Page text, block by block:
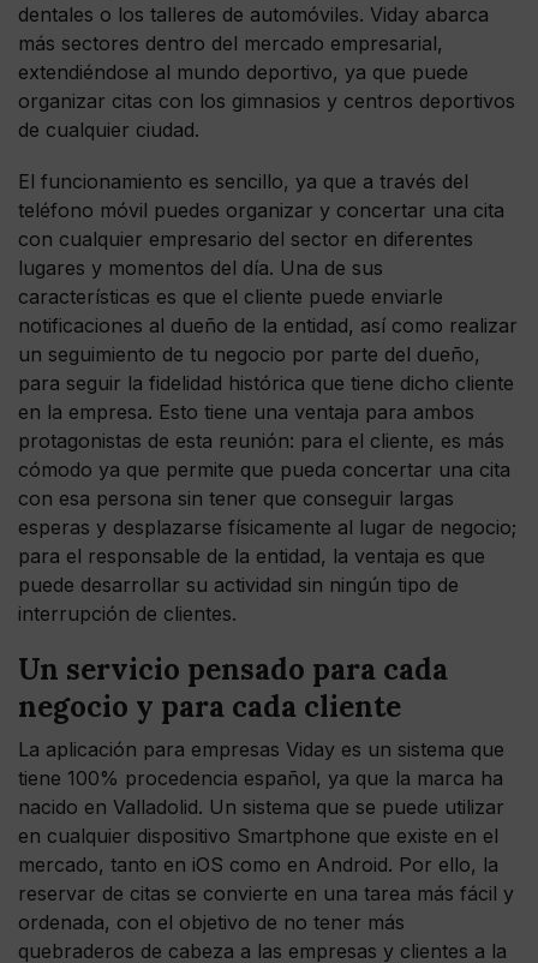
dentales o los talleres de automóviles. Viday abarca
más sectores dentro del mercado empresarial,
extendiéndose al mundo deportivo, ya que puede
organizar citas con los gimnasios y centros deportivos
de cualquier ciudad.
El funcionamiento es sencillo, ya que a través del
teléfono móvil puedes organizar y concertar una cita
con cualquier empresario del sector en diferentes
lugares y momentos del día. Una de sus
características es que el cliente puede enviarle
notificaciones al dueño de la entidad, así como realizar
un seguimiento de tu negocio por parte del dueño,
para seguir la fidelidad histórica que tiene dicho cliente
en la empresa. Esto tiene una ventaja para ambos
protagonistas de esta reunión: para el cliente, es más
cómodo ya que permite que pueda concertar una cita
con esa persona sin tener que conseguir largas
esperas y desplazarse físicamente al lugar de negocio;
para el responsable de la entidad, la ventaja es que
puede desarrollar su actividad sin ningún tipo de
interrupción de clientes.
Un servicio pensado para cada
negocio y para cada cliente
La aplicación para empresas Viday es un sistema que
tiene 100% procedencia español, ya que la marca ha
nacido en Valladolid. Un sistema que se puede utilizar
en cualquier dispositivo Smartphone que existe en el
mercado, tanto en iOS como en Android. Por ello, la
reservar de citas se convierte en una tarea más fácil y
ordenada, con el objetivo de no tener más
quebraderos de cabeza a las empresas y clientes a la